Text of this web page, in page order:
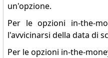
un'opzione.
Per le opzioni in-the-
l'avvicinarsi della data di
Per le opzioni in-the-